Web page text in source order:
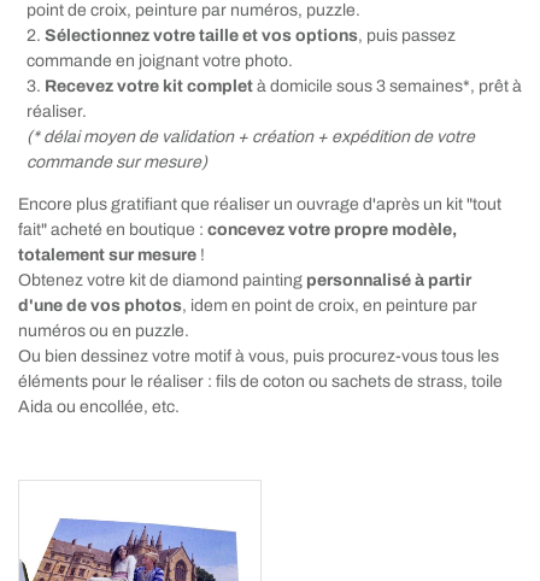
point de croix, peinture par numéros, puzzle.
Sélectionnez votre taille et vos options, puis passez
commande en joignant votre photo.
Recevez votre kit complet à domicile sous 3 semaines*, prêt à
réaliser.
(* délai moyen de validation + création + expédition de votre
commande sur mesure)
Encore plus gratifiant que réaliser un ouvrage d'après un kit "tout
fait" acheté en boutique : concevez votre propre modèle,
totalement sur mesure !
Obtenez votre kit de diamond painting personnalisé à partir
d'une de vos photos, idem en point de croix, en peinture par
numéros ou en puzzle.
Ou bien dessinez votre motif à vous, puis procurez-vous tous les
éléments pour le réaliser : fils de coton ou sachets de strass, toile
Aida ou encollée, etc.